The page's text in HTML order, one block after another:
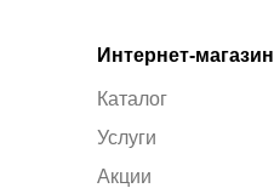
Интернет-магазин
Каталог
Услуги
Акции